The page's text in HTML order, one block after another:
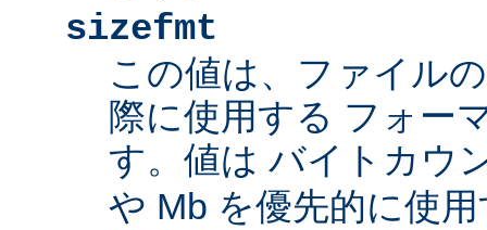
sizefmt
この値は、ファイル
際に使用する フォー
す。値は バイトカウ
や Mb を優先的に使